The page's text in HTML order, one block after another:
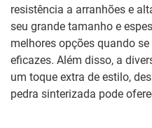
resistência a arranhões e
seu grande tamanho e
melhores opções quando
eficazes. Além disso, a
um toque extra de estilo,
pedra sinterizada pode